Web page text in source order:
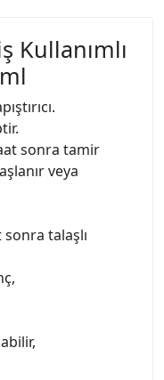
Kullanımlı
sonra tamir
veya
sonra talaşlı